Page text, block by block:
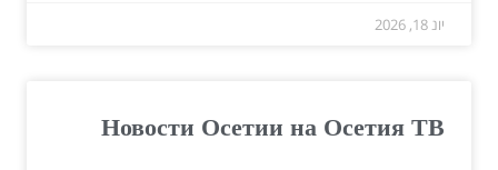
יונ 18, 2026
Новости Осетии на Осетия ТВ